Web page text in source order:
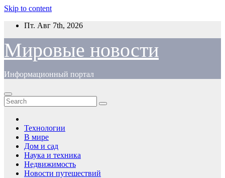
Skip to content
Пт. Авг 7th, 2026
Мировые новости
Информационный портал
Технологии
В мире
Дом и сад
Наука и техника
Недвижимость
Новости путешествий